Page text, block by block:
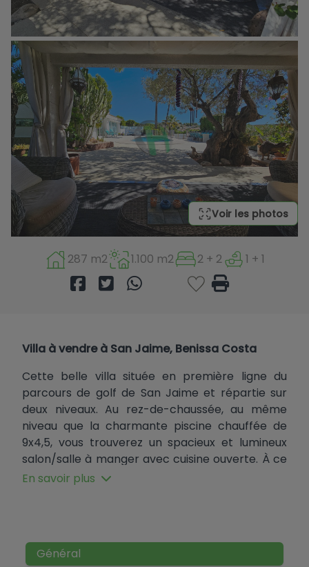
Voir les photos
287 m2 1.100 m2 2 + 2 1 + 1
Villa à vendre à San Jaime, Benissa Costa
Cette belle villa située en première ligne du
parcours de golf de San Jaime et répartie sur
deux niveaux. Au rez-de-chaussée, au même
niveau que la charmante piscine chauffée de
9x4,5, vous trouverez un spacieux et lumineux
salon/salle à manger avec cuisine ouverte. À ce
niveau, vous trouverez également des toilettes
aménagée en bureau. Ce niveau principal
dispose d'un chauffage par le sol, de panneaux
En savoir plus
Général